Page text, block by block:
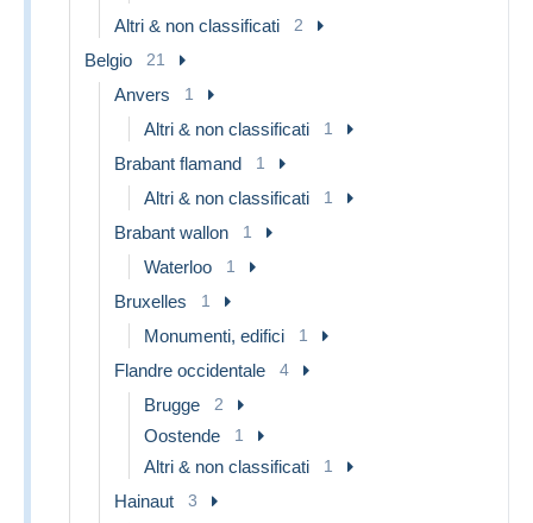
Altri & non classificati
2
Belgio 21
Anvers 1
Altri & non classificati 1
Brabant flamand 1
Altri & non classificati 1
Brabant wallon 1
Waterloo 1
Bruxelles 1
Monumenti, edifici 1
Flandre occidentale 4
Brugge 2
Oostende 1
Altri & non classificati 1
Hainaut 3